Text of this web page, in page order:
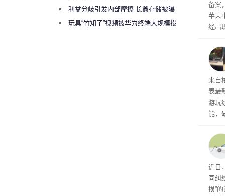
备案
苹果
经出
内
来自
表最
游玩
能，
训练
近日
同纠
损”
绕梁”利益分歧引发内部摩擦 长鑫存储被曝
曾将华为驻场工程师驱逐出研发基地
玩具“竹知了”视频被华为终端大规模投